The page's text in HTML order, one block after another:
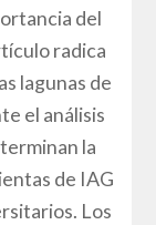
del
radica
lagunas de
el análisis
la
de IAG
Los